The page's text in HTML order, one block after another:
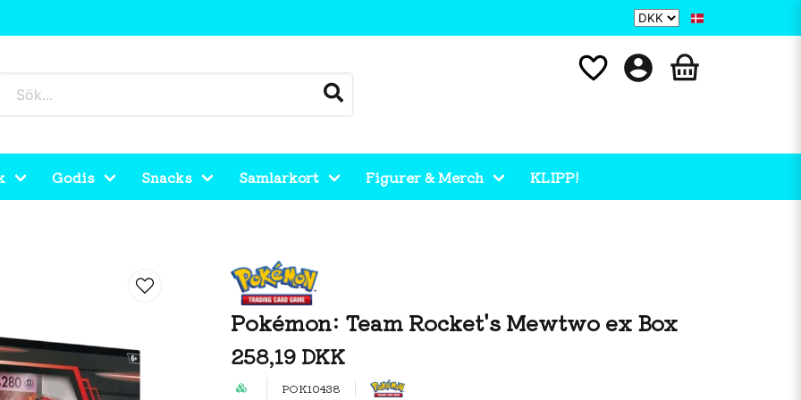
Godis Snacks Samlarkort Figurer & Merch KLIPP!
Pokémon: Team Rocket's Mewtwo ex Box
258,19 DKK
POK10438